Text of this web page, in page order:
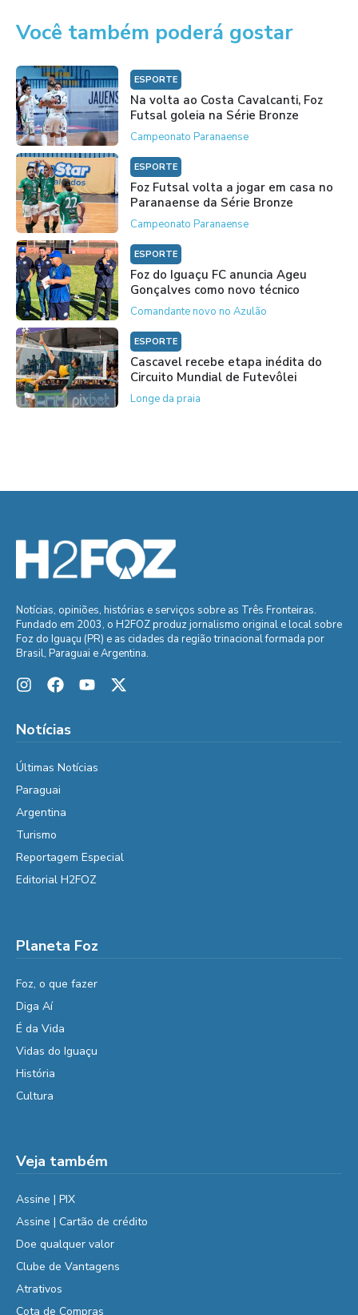
Você também poderá gostar
ESPORTE
Na volta ao Costa Cavalcanti, Foz
Futsal goleia na Série Bronze
Campeonato Paranaense
ESPORTE
Foz Futsal volta a jogar em casa no
Paranaense da Série Bronze
Campeonato Paranaense
ESPORTE
Foz do Iguaçu FC anuncia Ageu
Gonçalves como novo técnico
Comandante novo no Azulão
ESPORTE
Cascavel recebe etapa inédita do
Circuito Mundial de Futevôlei
Longe da praia
Notícias, opiniões, histórias e serviços sobre as Três Fronteiras.
Fundado em 2003, o H2FOZ produz jornalismo original e local sobre
Foz do Iguaçu (PR) e as cidades da região trinacional formada por
Brasil, Paraguai e Argentina.
Notícias
Últimas Notícias
Paraguai
Argentina
Turismo
Reportagem Especial
Editorial H2FOZ
Planeta Foz
Foz, o que fazer
Diga Aí
É da Vida
Vidas do Iguaçu
História
Cultura
Veja também
Assine | PIX
Assine | Cartão de crédito
Doe qualquer valor
Clube de Vantagens
Atrativos
Cota de Compras